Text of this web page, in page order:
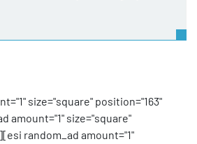
size="square" position="163"
amount="1" size="square"
random_ad amount="1"